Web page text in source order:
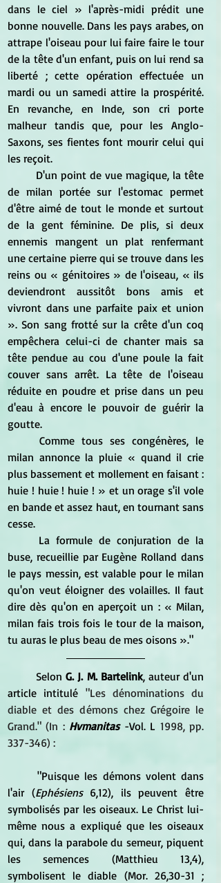
dans le ciel » l'après-midi prédit une
bonne nouvelle. Dans les pays arabes, on
attrape l'oiseau pour lui faire faire le tour
de la tête d'un enfant, puis on lui rend sa
liberté ; cette opération effectuée un
mardi ou un samedi attire la prospérité.
En revanche, en Inde, son cri porte
malheur tandis que, pour les Anglo-
Saxons, ses fientes font mourir celui qui
les reçoit.
de milan portée sur l'estomac permet
d'être aimé de tout le monde et surtout
de la gent féminine. De plis, si deux
ennemis mangent un plat renfermant
une certaine pierre qui se trouve dans les
reins ou « génitoires » de l'oiseau, « ils
deviendront aussitôt bons amis et
vivront dans une parfaite paix et union
». Son sang frotté sur la crête d'un coq
empêchera celui-ci de chanter mais sa
tête pendue au cou d'une poule la fait
couver sans arrêt. La tête de l'oiseau
réduite en poudre et prise dans un peu
d'eau à encore le pouvoir de guérir la
goutte.
milan annonce la pluie « quand il crie
plus bassement et mollement en faisant :
huie ! huie ! huie ! » et un orage s'il vole
en bande et assez haut, en tournant sans
cesse.
buse, recueillie par Eugène Rolland dans
le pays messin, est valable pour le milan
qu'on veut éloigner des volailles. Il faut
dire dès qu'on en aperçoit un : « Milan,
milan fais trois fois le tour de la maison,
tu auras le plus beau de mes oisons »."
	Selon
G. J. M. Bartelink, auteur d'un
article intitulé "Les dénominations du
diable et des démons chez Grégoire le
Grand." (In : Hvmanitas -Vol. L 1998, pp.
337-346) :
	"Puisque les démons volent dans
l'air (Ephésiens 6,12), ils peuvent être
symbolisés par les oiseaux. Le Christ lui-
même nous a expliqué que les oiseaux
qui, dans la parabole du semeur, piquent
les semences (Matthieu 13,4),
symbolisent le diable (Mor. 26,30-31 ;